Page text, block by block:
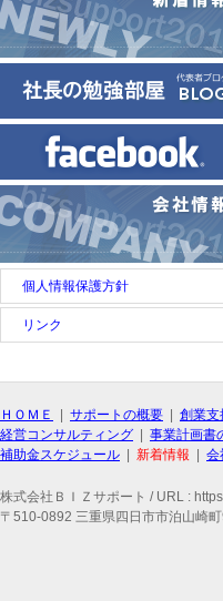
個人情報保護方針
リンク
ＨＯＭＥ サポートの概要 創業支
経営コンサルティング
事業計画書
補助金スケジュール
新着情報 会
株式会社ＢＩＺサポート / URL :
〒510-0892 三重県四日市市泊山崎